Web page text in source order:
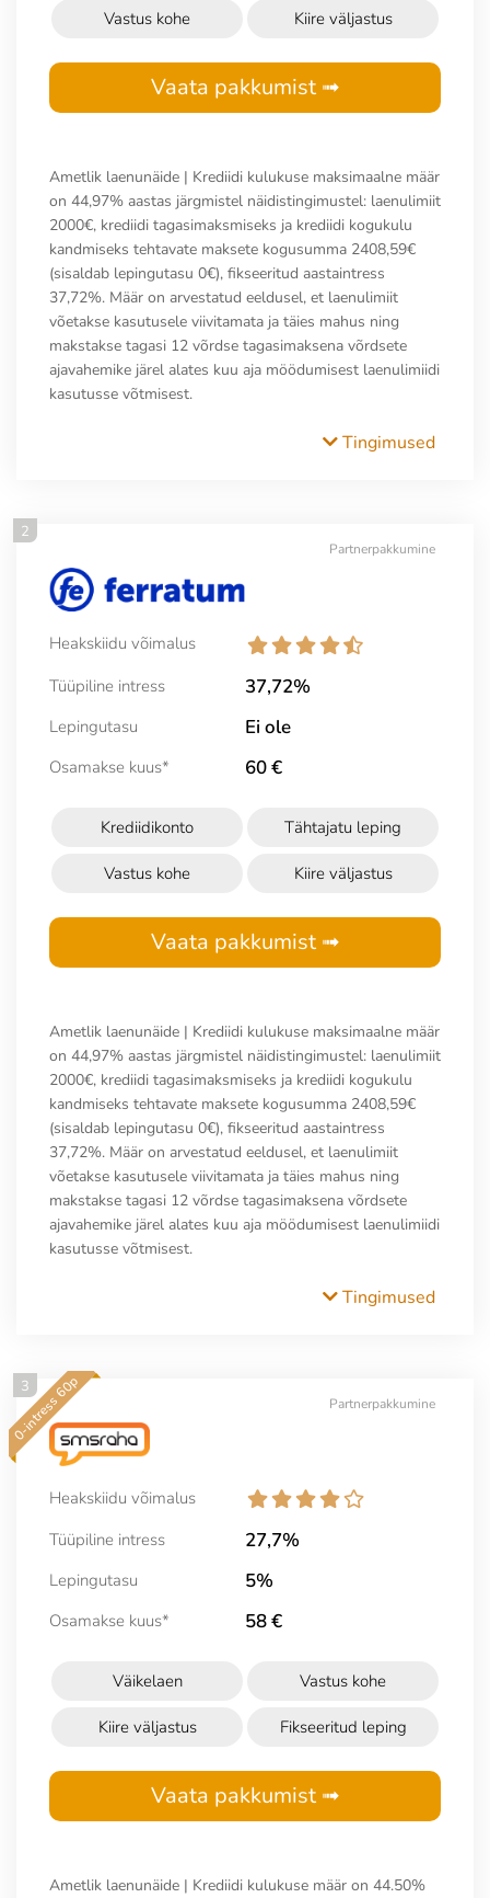
Vastus kohe Kiire väljastus
Vaata pakkumist ➟
Ametlik laenunäide | Krediidi kulukuse maksimaalne määr
on 44,97% aastas järgmistel näidistingimustel: laenulimiit
2000€, krediidi tagasimaksmiseks ja krediidi kogukulu
kandmiseks tehtavate maksete kogusumma 2408,59€
(sisaldab lepingutasu 0€), fikseeritud aastaintress
37,72%. Määr on arvestatud eeldusel, et laenulimiit
võetakse kasutusele viivitamata ja täies mahus ning
makstakse tagasi 12 võrdse tagasimaksena võrdsete
ajavahemike järel alates kuu aja möödumisest laenulimiidi
kasutusse võtmisest.
Tingimused
2
Heakskiidu võimalus
Tüüpiline intress
37,72%
Lepingutasu Ei ole
Osamakse kuus* 60 €
Krediidikonto Tähtajatu leping
Vastus kohe Kiire väljastus
Vaata pakkumist ➟
Partnerpakkumine
Ametlik laenunäide | Krediidi kulukuse maksimaalne määr
on 44,97% aastas järgmistel näidistingimustel: laenulimiit
2000€, krediidi tagasimaksmiseks ja krediidi kogukulu
kandmiseks tehtavate maksete kogusumma 2408,59€
(sisaldab lepingutasu 0€), fikseeritud aastaintress
37,72%. Määr on arvestatud eeldusel, et laenulimiit
võetakse kasutusele viivitamata ja täies mahus ning
makstakse tagasi 12 võrdse tagasimaksena võrdsete
ajavahemike järel alates kuu aja möödumisest laenulimiidi
kasutusse võtmisest.
Tingimused
0-intress 60p
3
Heakskiidu võimalus
Tüüpiline intress
27,7%
Lepingutasu 5%
Osamakse kuus* 58 €
Väikelaen Vastus kohe
Kiire väljastus Fikseeritud leping
Vaata pakkumist ➟
Partnerpakkumine
Ametlik laenunäide | Krediidi kulukuse määr on 44.50%